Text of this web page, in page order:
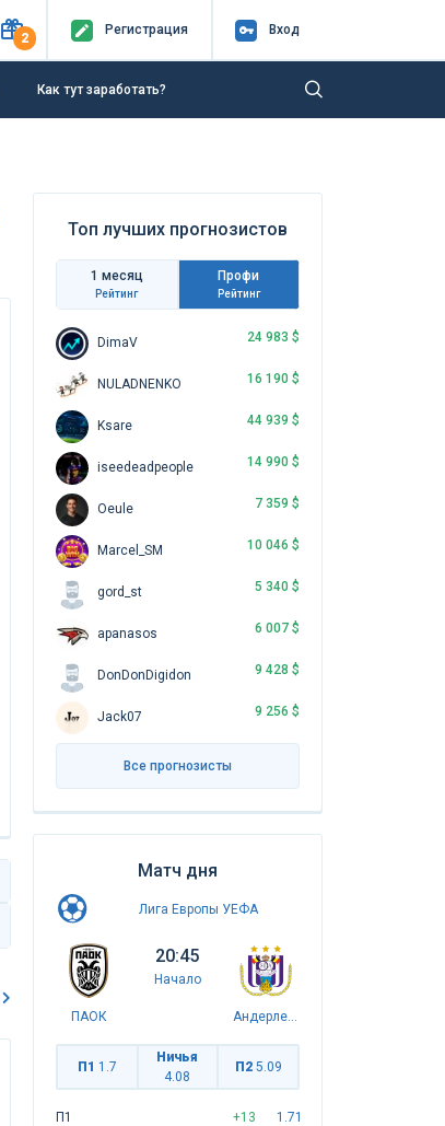
2
Регистрация Вход
Как тут заработать?
Топ лучших прогнозистов
1 месяц
Рейтинг
Профи
Рейтинг
DimaV 24 983 $
NULADNENKO 16 190 $
Ksare 44 939 $
iseedeadpeople 14 990 $
Oeule 7 359 $
Marcel_SM 10 046 $
gord_st 5 340 $
apanasos 6 007 $
DonDonDigidon 9 428 $
Jack07 9 256 $
Все прогнозисты
Матч дня
Лига Европы УЕФА
ПАОК
20:45
Начало
Андерлехт
П1 1.7
Ничья
4.08
П2 5.09
П1 +13
1.71